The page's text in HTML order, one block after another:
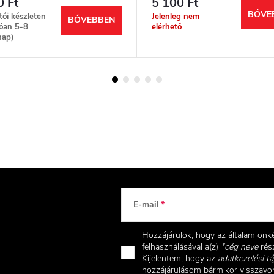
készleten
5-8
BŐVEBBEN
Jelenleg nem
elérhető
E-mail
Hozzájárulok, hogy az általam
felhasználásával a(z) *cég neve
Kijelentem, hogy az adatkezelési
hozzájárulásom bármikor